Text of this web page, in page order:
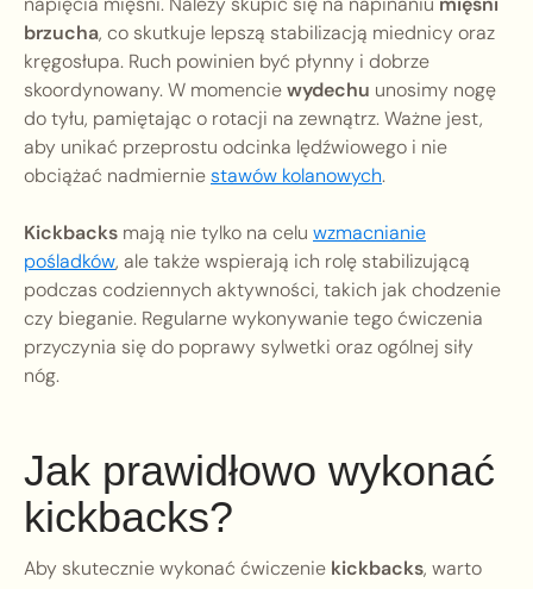
brzucha, co skutkuje lepszą stabilizacją miednicy oraz
kręgosłupa. Ruch powinien być płynny i dobrze
skoordynowany. W momenciewydechu unosimy nogę
do tyłu, pamiętając o rotacji na zewnątrz. Ważne jest,
aby unikać przeprostu odcinka lędźwiowego i nie
obciążać nadmierniestawów kolanowych.
Kickbacks mają nie tylko na celu wzmacnianie
pośladków, ale także wspierają ich rolę stabilizującą
podczas codziennych aktywności, takich jak chodzenie
czy bieganie. Regularne wykonywanie tego ćwiczenia
przyczynia się do poprawy sylwetki oraz ogólnej siły
nóg.
Jak prawidłowo wykonać
kickbacks?
Aby skutecznie wykonać ćwiczenie kickbacks, warto